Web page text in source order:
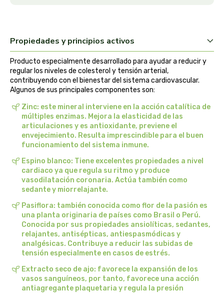
Propiedades y principios activos
Producto especialmente desarrollado para ayudar a reducir y
regular los niveles de colesterol y tensión arterial,
contribuyendo con el bienestar del sistema cardiovascular.
Algunos de sus principales componentes son:
Zinc: este mineral interviene en la acción catalítica de
múltiples enzimas. Mejora la elasticidad de las
articulaciones y es antioxidante, previene el
envejecimiento. Resulta imprescindible para el buen
funcionamiento del sistema inmune.
Espino blanco: Tiene excelentes propiedades a nivel
cardiaco ya que regula su ritmo y produce
vasodilatación coronaria. Actúa también como
sedante y miorrelajante.
Pasiflora: también conocida como flor de la pasión es
una planta originaria de países como Brasil o Perú.
Conocida por sus propiedades ansiolíticas, sedantes,
relajantes, antisépticas, antiespasmódicas y
analgésicas. Contribuye a reducir las subidas de
tensión especialmente en casos de estrés.
Extracto seco de ajo: favorece la expansión de los
vasos sanguíneos, por tanto, favorece una acción
antiagregante plaquetaria y regula la presión
artesania agricola
auma adhy
bach original
banban
bauck hof
bellsola
belsi
ben&anna
biarritz
bifemme
biobel